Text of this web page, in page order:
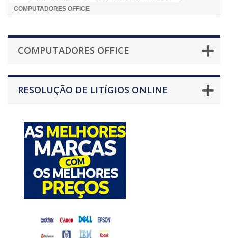
COMPUTADORES OFFICE
COMPUTADORES OFFICE
RESOLUÇÃO DE LITÍGIOS ONLINE